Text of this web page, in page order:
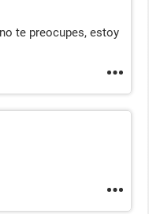
te preocupes, estoy